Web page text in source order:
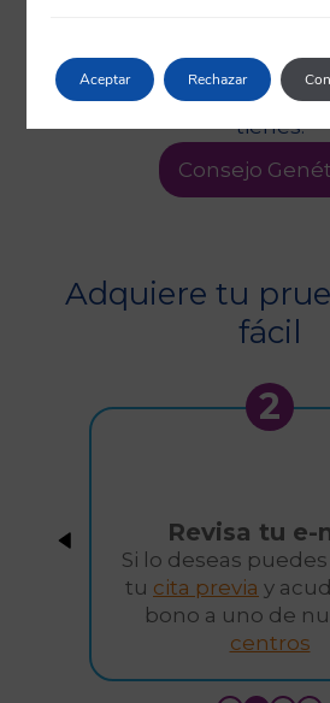
para ti, así como la
para la realización de la
tienes.
Consejo
Adquiere tu
fácil
2
Revisa tu e-
Si lo deseas
tu cita previa y
bono a uno de
centros
Aceptar Rechazar